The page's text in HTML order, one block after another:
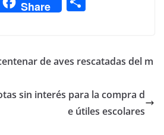
Share
p
tir
de aves rescatadas del m
sin interés para la compra d
e útiles escolares